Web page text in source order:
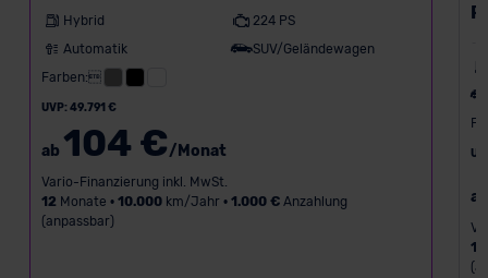
Hybrid
224 PS
Automatik
SUV/Geländewagen
Farben:
UVP: 49.791 €
ab 104 €/Monat
Vario-Finanzierung inkl. MwSt.
12 Monate • 10.000km/Jahr • 1.000 €Anzahlung
(anpassbar)
12